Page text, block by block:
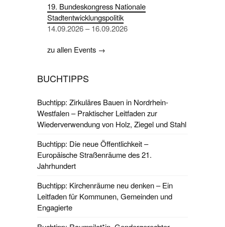
19. Bundeskongress Nationale
Stadtentwicklungspolitik
14.09.2026 – 16.09.2026
zu allen Events →
BUCHTIPPS
Buchtipp: Zirkuläres Bauen in Nordrhein-
Westfalen – Praktischer Leitfaden zur
Wiederverwendung von Holz, Ziegel und Stahl
Buchtipp: Die neue Öffentlichkeit –
Europäische Straßenräume des 21.
Jahrhundert
Buchtipp: Kirchenräume neu denken – Ein
Leitfaden für Kommunen, Gemeinden und
Engagierte